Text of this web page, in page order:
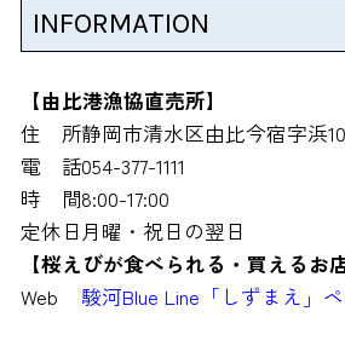
INFORMATION
【由比港漁協直売所】
住 所静岡市清水区由比今宿字浜
電 話054-377-1111
時 間8:00-17:00
定休日月曜・祝日の翌日
【桜えびが食べられる・買えるお店
Web
駿河Blue Line「しずまえ」